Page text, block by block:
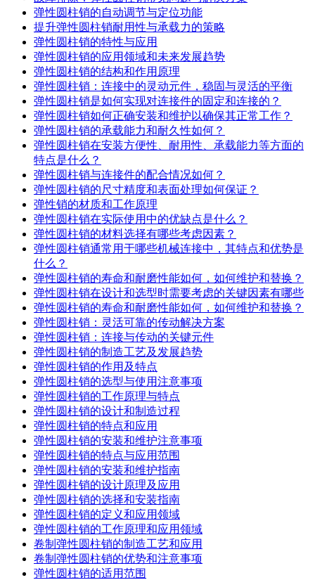
弹性圆柱销的自动调节与定位功能
提升弹性圆柱销耐用性与承载力的策略
弹性圆柱销的特性与应用
弹性圆柱销的应用领域和未来发展趋势
弹性圆柱销的结构和作用原理
弹性圆柱销：连接中的灵动元件，稳固与灵活的平衡
弹性圆柱销是如何实现对连接件的固定和连接的？
弹性圆柱销如何正确安装和维护以确保其正常工作？
弹性圆柱销的承载能力和耐久性如何？
弹性圆柱销在安装方便性、耐用性、承载能力等方面的
特点是什么？
弹性圆柱销与连接件的配合情况如何？
弹性圆柱销的尺寸精度和表面处理如何保证？
弹性销的材质和工作原理
弹性圆柱销在实际使用中的优缺点是什么？
弹性圆柱销的材料选择有哪些考虑因素？
弹性圆柱销通常用于哪些机械连接中，其特点和优势是
什么？
弹性圆柱销的寿命和耐磨性能如何，如何维护和替换？
弹性圆柱销在设计和选型时需要考虑的关键因素有哪些
弹性圆柱销的寿命和耐磨性能如何，如何维护和替换？
弹性圆柱销：灵活可靠的传动解决方案
弹性圆柱销：连接与传动的关键元件
弹性圆柱销的制造工艺及发展趋势
弹性圆柱销的作用及特点
弹性圆柱销的选型与使用注意事项
弹性圆柱销的工作原理与特点
弹性圆柱销的设计和制造过程
弹性圆柱销的特点和应用
弹性圆柱销的安装和维护注意事项
弹性圆柱销的特点与应用范围
弹性圆柱销的安装和维护指南
弹性圆柱销的设计原理及应用
弹性圆柱销的选择和安装指南
弹性圆柱销的定义和应用领域
弹性圆柱销的工作原理和应用领域
卷制弹性圆柱销的制造工艺和应用
卷制弹性圆柱销的优势和注意事项
弹性圆柱销的适用范围